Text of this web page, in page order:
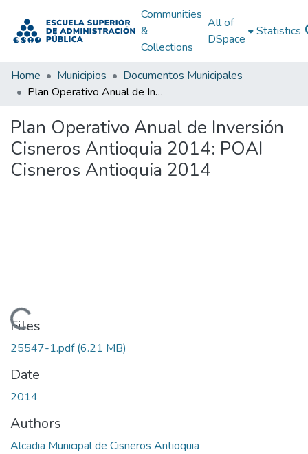
Communities
&
Collections
All of
DSpace
Statistics
Home Municipios
Documentos Municipales
Plan Operativo Anual de Inversión Cisneros Antioquia 2014: POAI Cisneros Antioquia 2014
Plan Operativo Anual de Inversión
Cisneros Antioquia 2014: POAI
Cisneros Antioquia 2014
Loading...
Files
25547-1.pdf(6.21 MB)
Date
2014
Authors
Alcadia Municipal de Cisneros Antioquia